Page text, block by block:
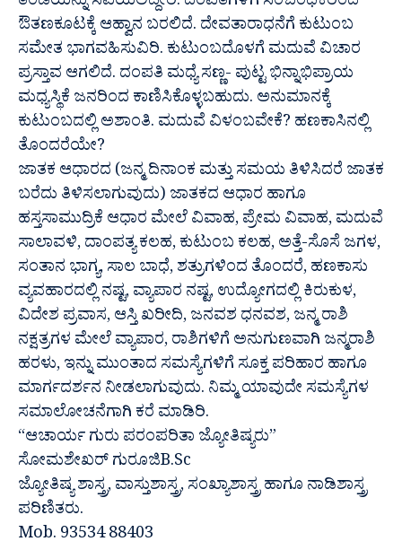
ಔತಣಕೂಟಕ್ಕೆ ಆಹ್ವಾನ ಬರಲಿದೆ. ದೇವತಾರಾಧನೆಗೆ ಕುಟುಂಬ
ಸಮೇತ ಭಾಗವಹಿಸುವಿರಿ. ಕುಟುಂಬದೊಳಗೆ ಮದುವೆ ವಿಚಾರ
ಪ್ರಸ್ತಾವ ಆಗಲಿದೆ. ದಂಪತಿ ಮಧ್ಯೆ ಸಣ್ಣ- ಪುಟ್ಟ ಭಿನ್ನಾಭಿಪ್ರಾಯ
ಮಧ್ಯಸ್ಥಿಕೆ ಜನರಿಂದ ಕಾಣಿಸಿಕೊಳ್ಳಬಹುದು. ಅನುಮಾನಕ್ಕೆ
ಕುಟುಂಬದಲ್ಲಿ ಅಶಾಂತಿ. ಮದುವೆ ವಿಳಂಬವೇಕೆ? ಹಣಕಾಸಿನಲ್ಲಿ
ತೊಂದರೆಯೇ?
ಜಾತಕ ಆಧಾರದ (ಜನ್ಮ ದಿನಾಂಕ ಮತ್ತು ಸಮಯ ತಿಳಿಸಿದರೆ ಜಾತಕ
ಬರೆದು ತಿಳಿಸಲಾಗುವುದು) ಜಾತಕದ ಆಧಾರ ಹಾಗೂ
ಹಸ್ತಸಾಮುದ್ರಿಕೆ ಆಧಾರ ಮೇಲೆ ವಿವಾಹ, ಪ್ರೇಮ ವಿವಾಹ, ಮದುವೆ
ಸಾಲಾವಳಿ, ದಾಂಪತ್ಯ ಕಲಹ, ಕುಟುಂಬ ಕಲಹ, ಅತ್ತೆ-ಸೊಸೆ ಜಗಳ,
ಸಂತಾನ ಭಾಗ್ಯ, ಸಾಲ ಬಾಧೆ, ಶತ್ರುಗಳಿಂದ ತೊಂದರೆ, ಹಣಕಾಸು
ವ್ಯವಹಾರದಲ್ಲಿ ನಷ್ಟ, ವ್ಯಾಪಾರ ನಷ್ಟ, ಉದ್ಯೋಗದಲ್ಲಿ ಕಿರುಕುಳ,
ವಿದೇಶ ಪ್ರವಾಸ, ಆಸ್ತಿ ಖರೀದಿ, ಜನವಶ ಧನವಶ, ಜನ್ಮ ರಾಶಿ
ನಕ್ಷತ್ರಗಳ ಮೇಲೆ ವ್ಯಾಪಾರ, ರಾಶಿಗಳಿಗೆ ಅನುಗುಣವಾಗಿ ಜನ್ಮರಾಶಿ
ಹರಳು, ಇನ್ನು ಮುಂತಾದ ಸಮಸ್ಯೆಗಳಿಗೆ ಸೂಕ್ತ ಪರಿಹಾರ ಹಾಗೂ
ಮಾರ್ಗದರ್ಶನ ನೀಡಲಾಗುವುದು. ನಿಮ್ಮ ಯಾವುದೇ ಸಮಸ್ಯೆಗಳ
ಸಮಾಲೋಚನೆಗಾಗಿ ಕರೆ ಮಾಡಿರಿ.
“ಆಚಾರ್ಯ ಗುರು ಪರಂಪರಿತಾ ಜ್ಯೋತಿಷ್ಯರು”
ಸೋಮಶೇಖರ್ ಗುರೂಜಿB.Sc
ಜ್ಯೋತಿಷ್ಯ ಶಾಸ್ತ್ರ, ವಾಸ್ತುಶಾಸ್ತ್ರ, ಸಂಖ್ಯಾಶಾಸ್ತ್ರ ಹಾಗೂ ನಾಡಿಶಾಸ್ತ್ರ
ಪರಿಣಿತರು.
Mob. 93534 88403